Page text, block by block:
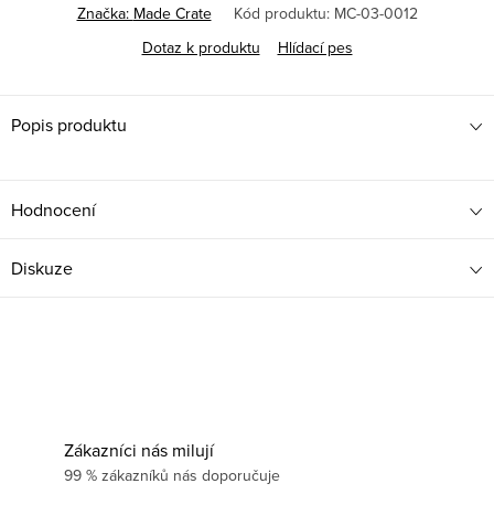
Značka: Made Crate Kód produktu: MC-03-0012
Dotaz k produktu
Hlídací pes
Popis produktu
Hodnocení
Diskuze
Zákazníci nás milují
99 % zákazníků nás doporučuje